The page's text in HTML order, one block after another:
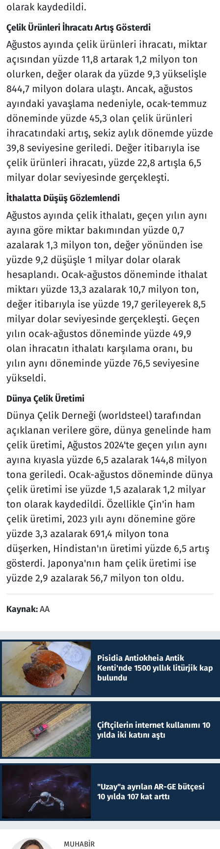
olarak kaydedildi.
Çelik Ürünleri İhracatı Artış Gösterdi
Ağustos ayında çelik ürünleri ihracatı, miktar
açısından yüzde 11,8 artarak 1,2 milyon ton
olurken, değer olarak da yüzde 9,3 yükselişle
844,7 milyon dolara ulaştı. Ancak, ağustos
ayındaki yavaşlama nedeniyle, ocak-temmuz
döneminde yüzde 45,3 olan çelik ürünleri
ihracatındaki artış, sekiz aylık dönemde yüzde
39,8 seviyesine geriledi. Değer itibarıyla ise
çelik ürünleri ihracatı, yüzde 22,8 artışla 6,5
milyar dolar seviyesinde gerçekleşti.
İthalatta Düşüş Gözlemlendi
Ağustos ayında çelik ithalatı, geçen yılın aynı
ayına göre miktar bakımından yüzde 0,7
azalarak 1,3 milyon ton, değer yönünden ise
yüzde 9,2 düşüşle 1 milyar dolar olarak
hesaplandı. Ocak-ağustos döneminde ithalat
miktarı yüzde 13,3 azalarak 10,7 milyon ton,
değer itibarıyla ise yüzde 19,7 gerileyerek 8,5
milyar dolar seviyesinde gerçekleşti. Geçen
yılın ocak-ağustos döneminde yüzde 49,9
olan ihracatın ithalatı karşılama oranı, bu
yılın aynı döneminde yüzde 76,5 seviyesine
yükseldi.
Dünya Çelik Üretimi
Dünya Çelik Derneği (worldsteel) tarafından
açıklanan verilere göre, dünya genelinde ham
çelik üretimi, Ağustos 2024'te geçen yılın aynı
ayına kıyasla yüzde 6,5 azalarak 144,8 milyon
tona geriledi. Ocak-ağustos döneminde dünya
çelik üretimi ise yüzde 1,5 azalarak 1,2 milyar
ton olarak kaydedildi. Özellikle Çin'in ham
çelik üretimi, 2023 yılı aynı dönemine göre
yüzde 3,3 azalarak 691,4 milyon tona
düşerken, Hindistan'ın üretimi yüzde 6,5 artış
gösterdi. Japonya'nın ham çelik üretimi ise
yüzde 2,9 azalarak 56,7 milyon ton oldu.
Kaynak:AA
Pisidia Antiokheia Antik
Kenti'nde 1500 yıllık litürjik kap
bulundu
Çiftçilerin internet kullanımı 10
yılda iki katını aştı
"Uzay"a ayrılan AR-GE bütçesi
10 yılda 107 kat arttı
MUHABIR